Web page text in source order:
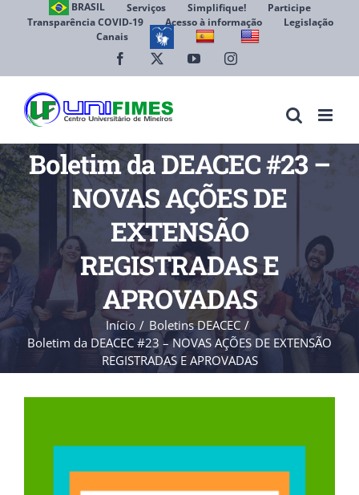
BRASIL Serviços Simplifique!
Participe
Transparência COVID-19
Acesso à informação
Legislação
Canais
Facebook YouTubeInstagram
Boletim da DEACEC #23 –
NOVAS AÇÕES DE
EXTENSÃO
REGISTRADAS E
APROVADAS
Início
Boletins DEACEC
Boletim da DEACEC #23 – NOVAS AÇÕES DE EXTENSÃO
REGISTRADAS E APROVADAS